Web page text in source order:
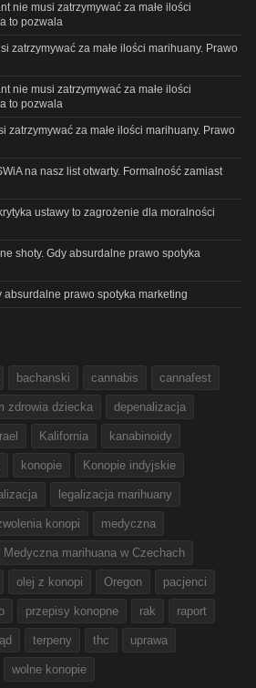
nie musi zatrzymywać za małe ilości
to pozwala
zatrzymywać za małe ilości marihuany. Prawo
nie musi zatrzymywać za małe ilości
to pozwala
zatrzymywać za małe ilości marihuany. Prawo
na nasz list otwarty. Formalność zamiast
ustawy to zagrożenie dla moralności
shoty. Gdy absurdalne prawo spotyka
absurdalne prawo spotyka marketing
bachanski cannabis cannafest
zdrowia dziecka depenalizacja
Kalifornia kanabinoidy
konopie Konopie indyjskie
legalizacja marihuany
konopi medyczna
Medyczna marihuana w Czechach
olej z konopi Oregon pacjenci
przepisy konopne rak raport
terpeny thc uprawa
wolne konopie